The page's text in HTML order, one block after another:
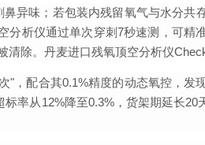
异味；若包装内残留氧气与水分共
分析仪通过单次穿刺7秒速测， 可精
除。 丹麦进口残氧顶空分析仪
"，配合其0.1%精度的动态氧控，发
率从12%降至0.3%，货架期延长20